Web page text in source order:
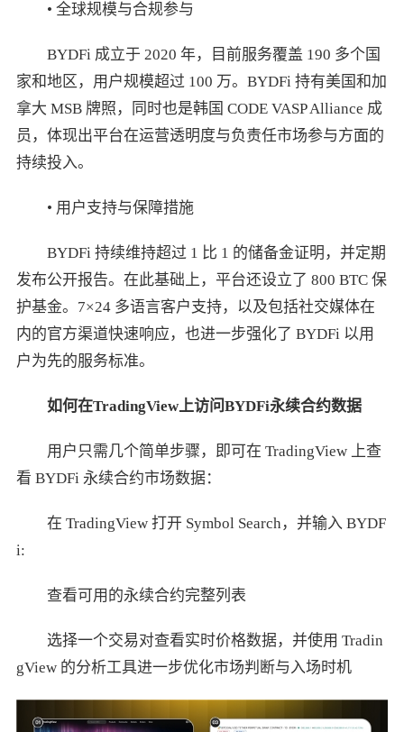
• 全球规模与合规参与
BYDFi 成立于 2020 年，目前服务覆盖 190 多个国
家和地区，用户规模超过 100 万。BYDFi 持有美国和加
拿大 MSB 牌照，同时也是韩国 CODE VASP Alliance 成
员，体现出平台在运营透明度与负责任市场参与方面的
持续投入。
• 用户支持与保障措施
BYDFi 持续维持超过 1 比 1 的储备金证明，并定期
发布公开报告。在此基础上，平台还设立了 800 BTC 保
护基金。7×24 多语言客户支持，以及包括社交媒体在
内的官方渠道快速响应，也进一步强化了 BYDFi 以用
户为先的服务标准。
如何在TradingView上访问BYDFi永续合约数据
用户只需几个简单步骤，即可在 TradingView 上查
看 BYDFi 永续合约市场数据：
在 TradingView 打开 Symbol Search，并输入 BYDF
i:
查看可用的永续合约完整列表
选择一个交易对查看实时价格数据，并使用 Tradin
gView 的分析工具进一步优化市场判断与入场时机